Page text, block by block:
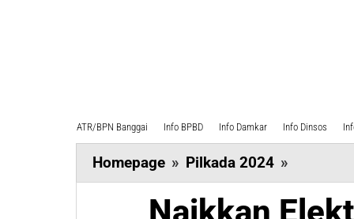
ATR/BPN Banggai Info BPBD Info Damkar Info Dinsos
Homepage » Pilkada 2024 »
AT-